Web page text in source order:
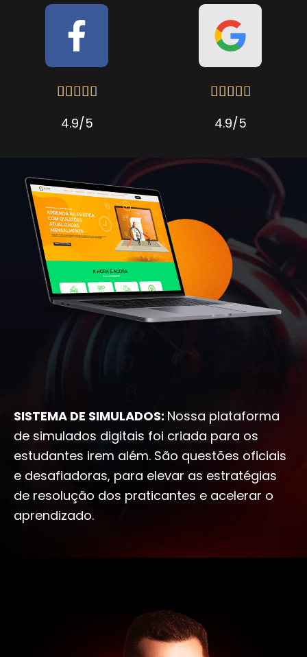
    
4.9/5
    
4.9/5
SISTEMA DE SIMULADOS: Nossa plataforma
de simulados digitais foi criada para os
estudantes irem além. São questões oficiais
e desafiadoras, para elevar as estratégias
de resolução dos praticantes e acelerar o
aprendizado.